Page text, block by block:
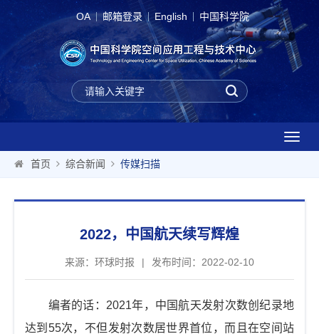
OA 邮箱登录 English 中国科学院
T
o
l
i
a
t
首页 综合新闻 传媒扫描
2022，中国航天续写辉煌
来源：环球时报 | 发布时间：2022-02-10
编者的话：2021年，中国航天发射次数创纪录地
达到55次，不但发射次数居世界首位，而且在空间站